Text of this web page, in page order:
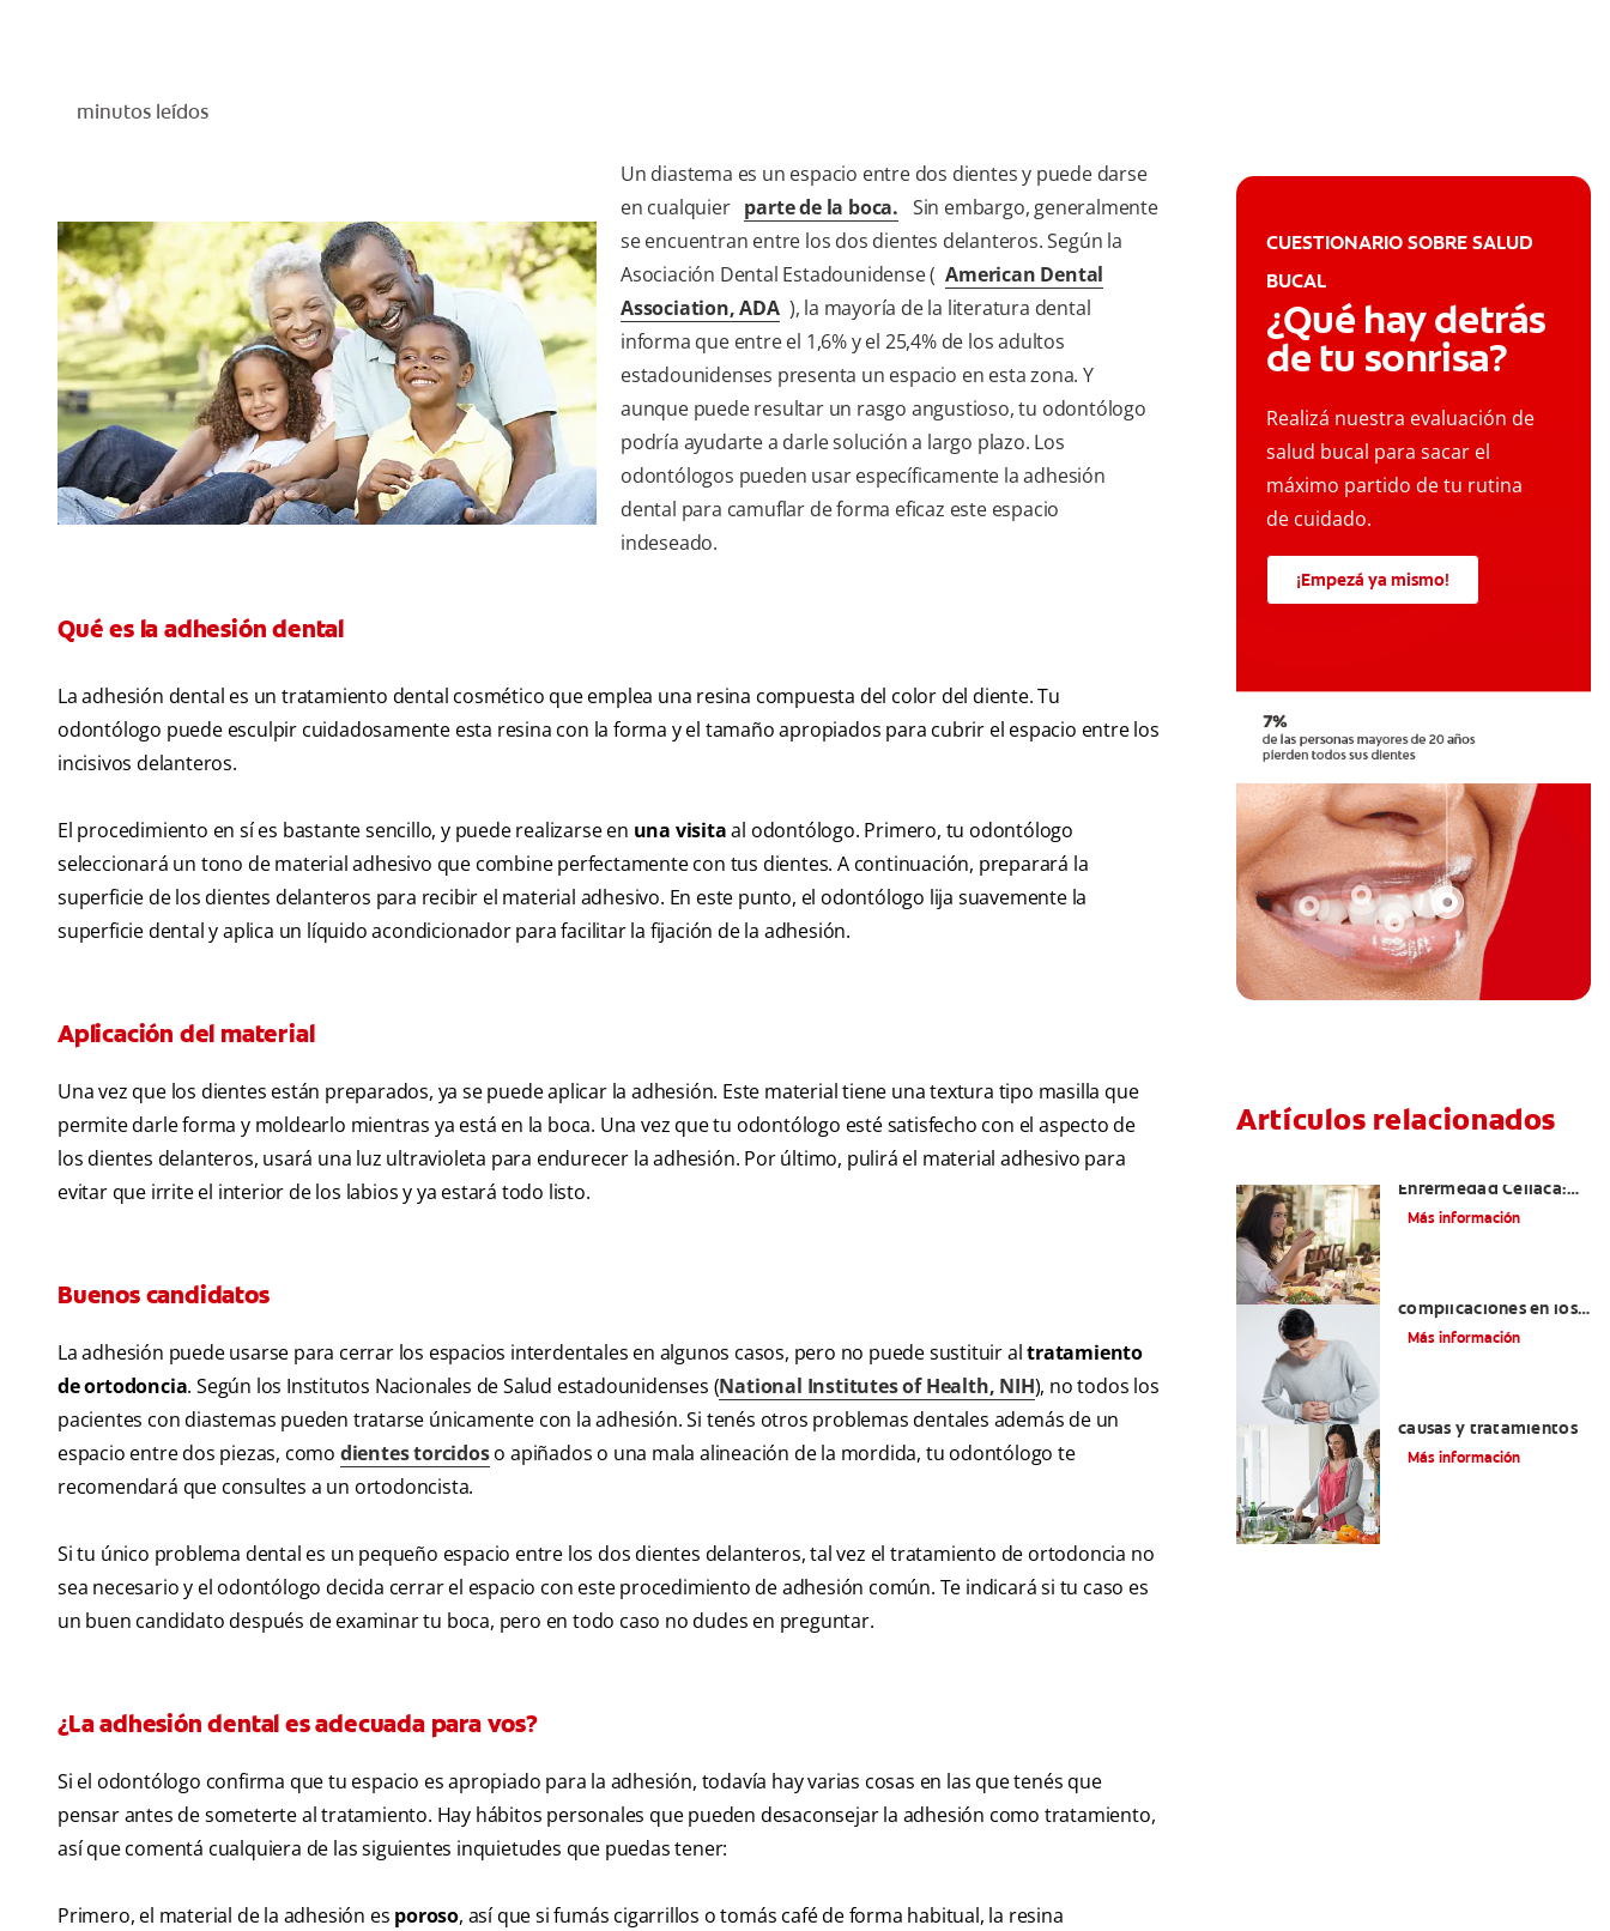
minutos leídos
Un diastema es un espacio entre dos dientes y puede darse
en cualquier parte de la boca. Sin embargo, generalmente
se encuentran entre los dos dientes delanteros. Según la
Asociación Dental Estadounidense ( American Dental
Association, ADA ), la mayoría de la literatura dental
informa que entre el 1,6% y el 25,4% de los adultos
estadounidenses presenta un espacio en esta zona. Y
aunque puede resultar un rasgo angustioso, tu odontólogo
podría ayudarte a darle solución a largo plazo. Los
odontólogos pueden usar específicamente la adhesión
dental para camuflar de forma eficaz este espacio
indeseado.
Qué es la adhesión dental
La adhesión dental es un tratamiento dental cosmético que emplea una resina compuesta del color del diente. Tu
odontólogo puede esculpir cuidadosamente esta resina con la forma y el tamaño apropiados para cubrir el espacio entre los
incisivos delanteros.
El procedimiento en sí es bastante sencillo, y puede realizarse en una visitaal odontólogo. Primero, tu odontólogo
seleccionará un tono de material adhesivo que combine perfectamente con tus dientes. A continuación, preparará la
superficie de los dientes delanteros para recibir el material adhesivo. En este punto, el odontólogo lija suavemente la
superficie dental y aplica un líquido acondicionador para facilitar la fijación de la adhesión.
Aplicación del material
Una vez que los dientes están preparados, ya se puede aplicar la adhesión. Este material tiene una textura tipo masilla que
permite darle forma y moldearlo mientras ya está en la boca. Una vez que tu odontólogo esté satisfecho con el aspecto de
los dientes delanteros, usará una luz ultravioleta para endurecer la adhesión. Por último, pulirá el material adhesivo para
evitar que irrite el interior de los labios y ya estará todo listo.
Buenos candidatos
La adhesión puede usarse para cerrar los espacios interdentales en algunos casos, pero no puede sustituir altratamiento
de ortodoncia. Según los Institutos Nacionales de Salud estadounidenses (National Institutes of Health, NIH), no todos los
pacientes con diastemas pueden tratarse únicamente con la adhesión. Si tenés otros problemas dentales además de un
espacio entre dos piezas, como dientes torcidoso apiñados o una mala alineación de la mordida, tu odontólogo te
recomendará que consultes a un ortodoncista.
Si tu único problema dental es un pequeño espacio entre los dos dientes delanteros, tal vez el tratamiento de ortodoncia no
sea necesario y el odontólogo decida cerrar el espacio con este procedimiento de adhesión común. Te indicará si tu caso es
un buen candidato después de examinar tu boca, pero en todo caso no dudes en preguntar.
¿La adhesión dental es adecuada para vos?
Si el odontólogo confirma que tu espacio es apropiado para la adhesión, todavía hay varias cosas en las que tenés que
pensar antes de someterte al tratamiento. Hay hábitos personales que pueden desaconsejar la adhesión como tratamiento,
así que comentá cualquiera de las siguientes inquietudes que puedas tener:
Primero, el material de la adhesión es poroso, así que si fumás cigarrillos o tomás café de forma habitual, la resina
CUESTIONARIO SOBRE SALUD
BUCAL
¿Qué hay detrás
de tu sonrisa?
Realizá nuestra evaluación de
salud bucal para sacar el
máximo partido de tu rutina
de cuidado.
¡Empezá ya mismo!
Artículos relacionados
Enfermedad Celíaca:
Cómo Reconocerlas Y
Más información
complicaciones en los
dientes | Cuidado bucal
Más información
causas y tratamientos
Más información